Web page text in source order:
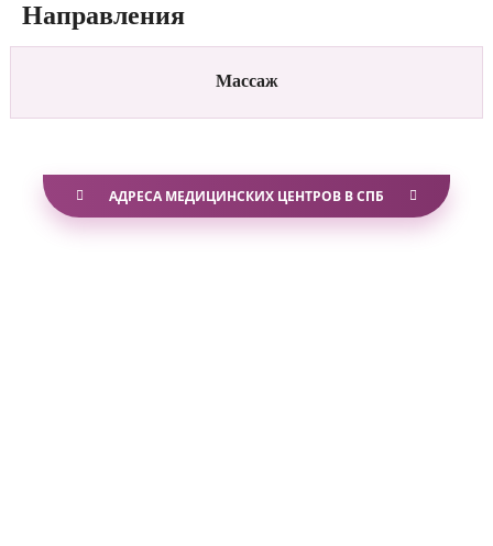
Направления
Массаж
АДРЕСА МЕДИЦИНСКИХ ЦЕНТРОВ В СПБ